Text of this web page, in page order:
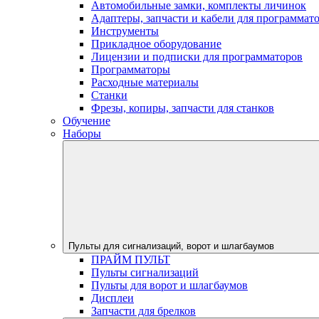
Автомобильные замки, комплекты личинок
Адаптеры, запчасти и кабели для
Инструменты
Прикладное оборудование
Лицензии и подписки для программаторов
Программаторы
Расходные материалы
Станки
Фрезы, копиры, запчасти для станков
Обучение
Наборы
Пульты для сигнализаций, ворот и шлагбаумов
ПРАЙМ ПУЛЬТ
Пульты сигнализаций
Пульты для ворот и шлагбаумов
Дисплеи
Запчасти для брелков